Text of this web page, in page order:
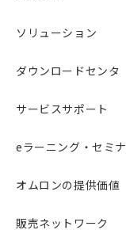
ソリューション
ダウンロードセンタ
サービスサポート
eラーニング・セミナ
オムロンの提供価値
販売ネットワーク